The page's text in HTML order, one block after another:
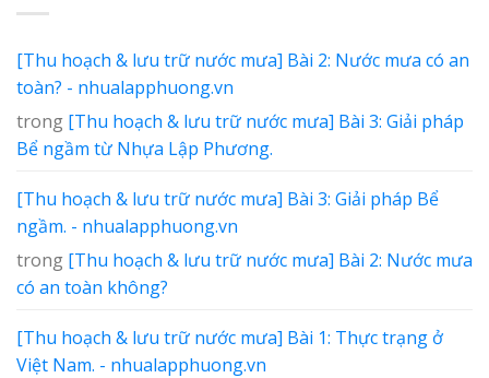
[Thu hoạch & lưu trữ nước mưa] Bài 2: Nước mưa có an
toàn? - nhualapphuong.vn
trong [Thu hoạch & lưu trữ nước mưa] Bài 3: Giải pháp
Bể ngầm từ Nhựa Lập Phương.
[Thu hoạch & lưu trữ nước mưa] Bài 3: Giải pháp Bể
ngầm. - nhualapphuong.vn
trong [Thu hoạch & lưu trữ nước mưa] Bài 2: Nước mưa
có an toàn không?
[Thu hoạch & lưu trữ nước mưa] Bài 1: Thực trạng ở
Việt Nam. - nhualapphuong.vn